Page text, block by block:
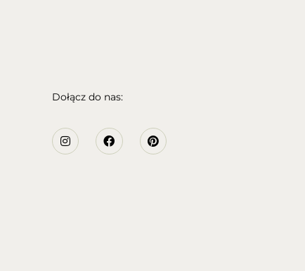
Dołącz do nas: